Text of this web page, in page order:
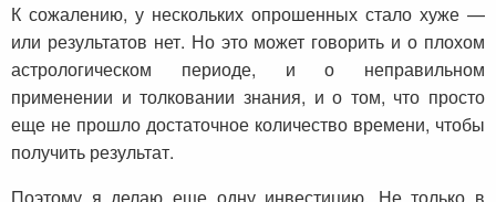
К сожалению, у нескольких опрошенных стало хуже —
или результатов нет. Но это может говорить и о плохом
астрологическом периоде, и о неправильном
применении и толковании знания, и о том, что просто
еще не прошло достаточное количество времени, чтобы
получить результат.